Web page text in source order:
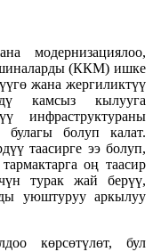
модернизациялоо,
(ККМ) ишке
жана жергиликтүү
камсыз кылууга
инфраструктураны
болуп калат.
таасирге ээ болуп,
оң таасир
турак жай берүү,
уюштуруу аркылуу
көрсөтүлөт, бул